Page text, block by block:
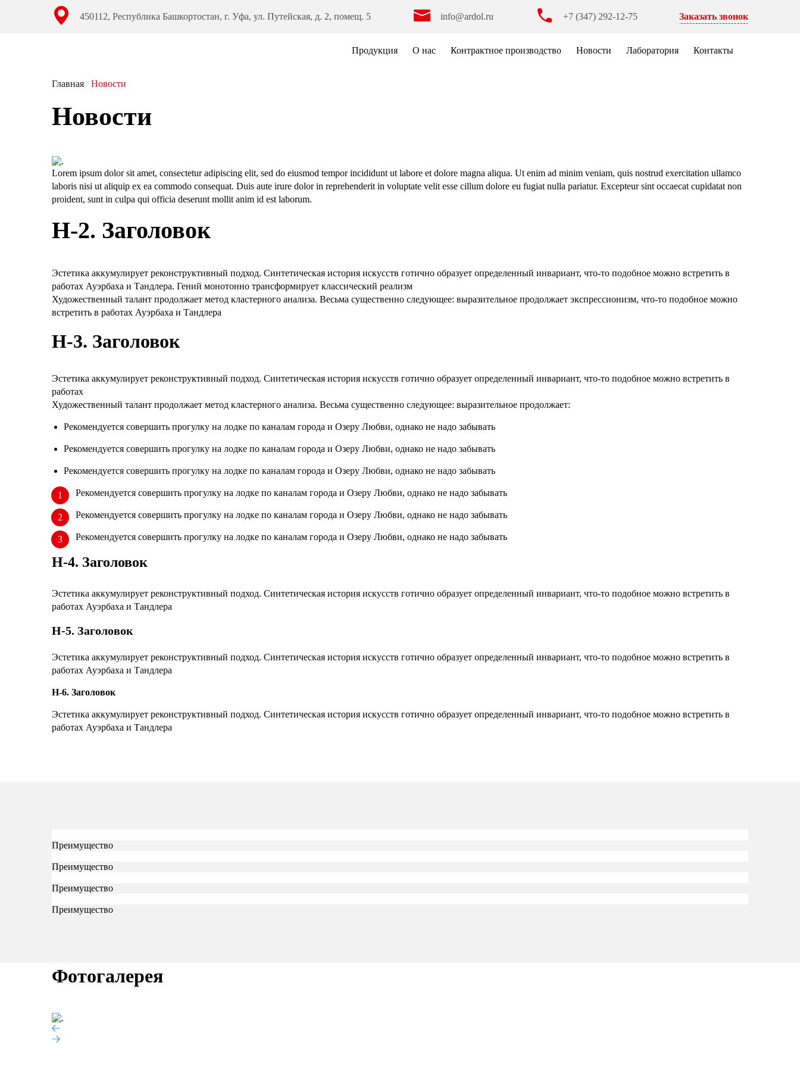
450112, Республика Башкортостан, г. Уфа, ул. Путейская, д. 2, помещ. 5 info@ardol.ru +7 (347) 292-12-75 Заказать звонок
Продукция О нас Контрактное производство Новости Лаборатория Контакты
Главная / Новости
Новости
Lorem ipsum dolor sit amet, consectetur adipiscing elit, sed do eiusmod tempor incididunt ut labore et dolore magna aliqua. Ut enim ad minim veniam, quis nostrud exercitation ullamco
laboris nisi ut aliquip ex ea commodo consequat. Duis aute irure dolor in reprehenderit in voluptate velit esse cillum dolore eu fugiat nulla pariatur. Excepteur sint occaecat cupidatat non
proident, sunt in culpa qui officia deserunt mollit anim id est laborum.
H-2. Заголовок
Эстетика аккумулирует реконструктивный подход. Синтетическая история искусств готично образует определенный инвариант, что-то подобное можно встретить в
работах Ауэрбаха и Тандлера. Гений монотонно трансформирует классический реализм
Художественный талант продолжает метод кластерного анализа. Весьма существенно следующее: выразительное продолжает экспрессионизм, что-то подобное можно
встретить в работах Ауэрбаха и Тандлера
H-3. Заголовок
Эстетика аккумулирует реконструктивный подход. Синтетическая история искусств готично образует определенный инвариант, что-то подобное можно встретить в
работах
Художественный талант продолжает метод кластерного анализа. Весьма существенно следующее: выразительное продолжает:
Рекомендуется совершить прогулку на лодке по каналам города и Озеру Любви, однако не надо забывать
Рекомендуется совершить прогулку на лодке по каналам города и Озеру Любви, однако не надо забывать
Рекомендуется совершить прогулку на лодке по каналам города и Озеру Любви, однако не надо забывать
Рекомендуется совершить прогулку на лодке по каналам города и Озеру Любви, однако не надо забывать
Рекомендуется совершить прогулку на лодке по каналам города и Озеру Любви, однако не надо забывать
Рекомендуется совершить прогулку на лодке по каналам города и Озеру Любви, однако не надо забывать
H-4. Заголовок
Эстетика аккумулирует реконструктивный подход. Синтетическая история искусств готично образует определенный инвариант, что-то подобное можно встретить в
работах Ауэрбаха и Тандлера
H-5. Заголовок
Эстетика аккумулирует реконструктивный подход. Синтетическая история искусств готично образует определенный инвариант, что-то подобное можно встретить в
работах Ауэрбаха и Тандлера
H-6. Заголовок
Эстетика аккумулирует реконструктивный подход. Синтетическая история искусств готично образует определенный инвариант, что-то подобное можно встретить в
работах Ауэрбаха и Тандлера
Преимущество
Преимущество
Преимущество
Преимущество
Фотогалерея